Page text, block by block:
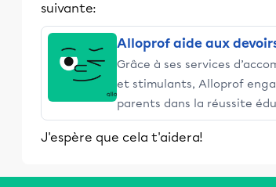
suivante:
Alloprof aide aux
Grâce à ses services
et stimulants, Alloprof
parents dans la réussite
J'espère que cela t'aidera!